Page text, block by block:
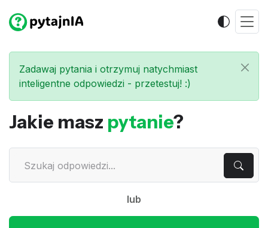
Zadawaj pytania i otrzymuj natychmiast
inteligentne odpowiedzi - przetestuj! :)
Jakie masz pytanie?
lub